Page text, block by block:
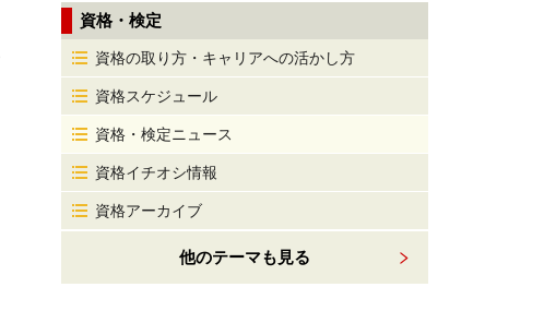
資格・検定
資格の取り方・キャリアへの活かし方
資格スケジュール
資格・検定ニュース
資格イチオシ情報
資格アーカイブ
他のテーマも見る